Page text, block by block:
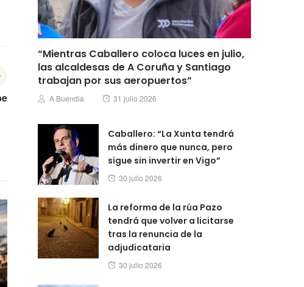
“Mientras Caballero coloca luces en julio,
las alcaldesas de A Coruña y Santiago
trabajan por sus aeropuertos”
Author
A Buendia
Posted
31 julio 2026
Caballero: “La Xunta tendrá
más dinero que nunca, pero
sigue sin invertir en Vigo”
Posted
30 julio 2026
La reforma de la rúa Pazo
tendrá que volver a licitarse
tras la renuncia de la
adjudicataria
Posted
30 julio 2026